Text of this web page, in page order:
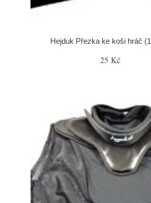
Hejduk Přezka ke koši hráč
25 Kč